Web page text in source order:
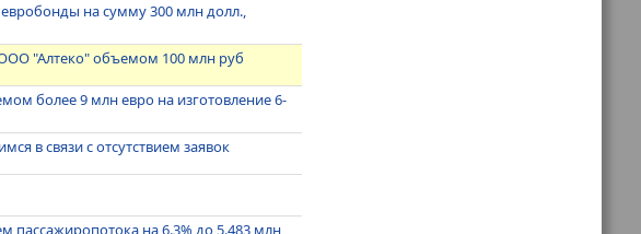
на сумму 300 млн долл.,
"Алтеко" объемом 100 млн руб
более 9 млн евро на изготовление 6-
в связи с отсутствием заявок
на 6.3% до 5.483 млн